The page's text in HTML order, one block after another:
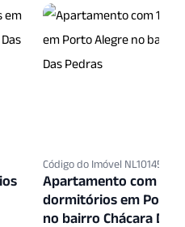
Código do Imóvel NL10145753
Apartamento com 1
dormitórios em Porto
no bairro Chácara Das